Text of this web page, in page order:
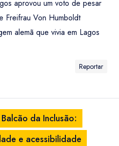
aprovou um voto de pesar
Freifrau Von Humboldt
alemã que vivia em Lagos
Reportar
da Inclusão:
e acessibilidade